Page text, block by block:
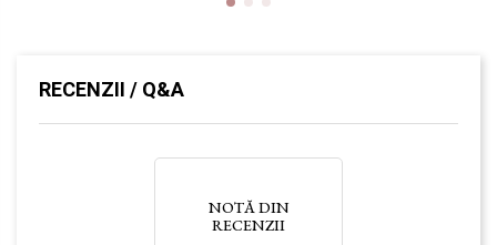
RECENZII / Q&A
NOTĂ DIN
RECENZII